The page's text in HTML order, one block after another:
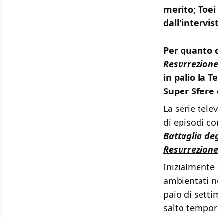
merito;
Per quanto
in palio la
Super
La serie
di episodi
Battaglia
Inizialmente
ambientati
paio di
salto